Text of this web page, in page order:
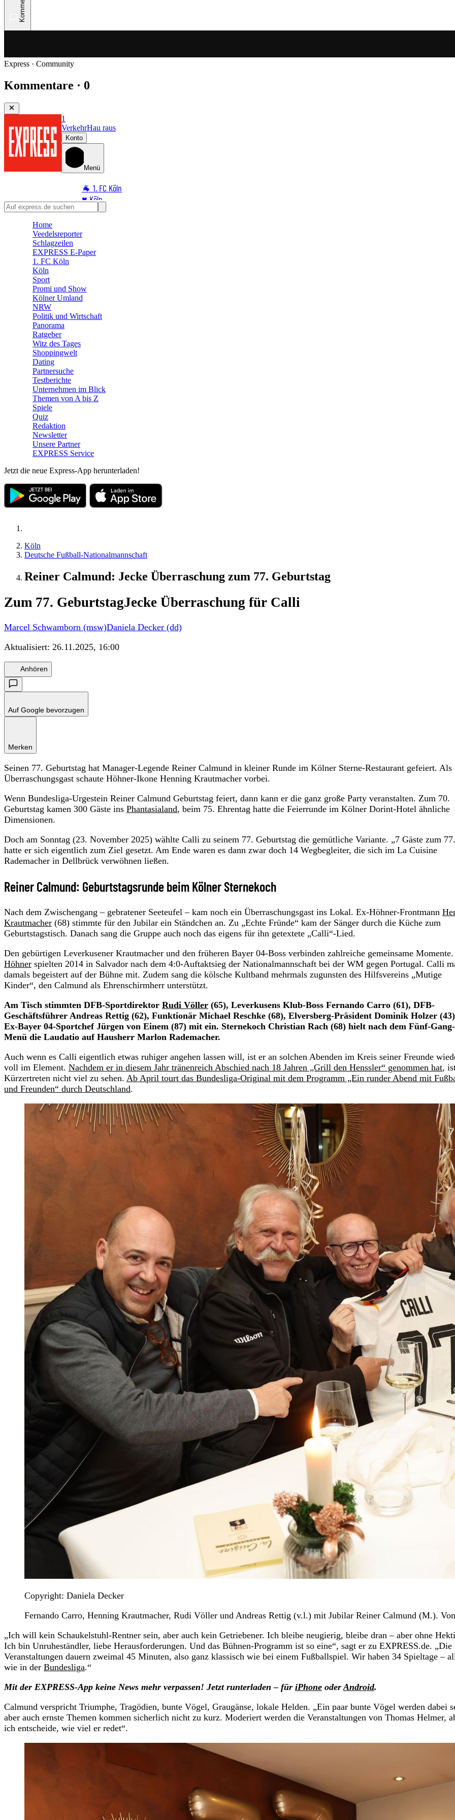
Express · Community
Kommentare · 0
1
VerkehrHau raus
Konto
Menü
🐐 1. FC Köln
♥️ Köln
⭐ Promi
🛒 Shoppingwelt
🧩 Spiele
Home
Veedelsreporter
Schlagzeilen
EXPRESS E-Paper
1. FC Köln
Köln
Sport
Promi und Show
Kölner Umland
NRW
Politik und Wirtschaft
Panorama
Ratgeber
Witz des Tages
Shoppingwelt
Dating
Partnersuche
Testberichte
Unternehmen im Blick
Themen von A bis Z
Spiele
Quiz
Redaktion
Newsletter
Unsere Partner
EXPRESS Service
Jetzt die neue Express-App herunterladen!
Köln
Deutsche Fußball-Nationalmannschaft
Reiner Calmund: Jecke Überraschung zum 77. Geburtstag
Zum 77. GeburtstagJecke Überraschung für Calli
Marcel Schwamborn (msw)Daniela Decker (dd)
Aktualisiert: 26.11.2025, 16:00
Anhören
Auf Google bevorzugen
Merken
Seinen 77. Geburtstag hat Manager-Legende Reiner Calmund in kleiner Runde im Kölner Sterne-Restaurant gefeiert. Als
Überraschungsgast schaute Höhner-Ikone Henning Krautmacher vorbei.
Wenn Bundesliga-Urgestein Reiner Calmund Geburtstag feiert, dann kann er die ganz große Party veranstalten. Zum 70.
Geburtstag kamen 300 Gäste ins Phantasialand, beim 75. Ehrentag hatte die Feierrunde im Kölner Dorint-Hotel ähnliche
Dimensionen.
Doch am Sonntag (23. November 2025) wählte Calli zu seinem 77. Geburtstag die gemütliche Variante. „7 Gäste zum
hatte er sich eigentlich zum Ziel gesetzt. Am Ende waren es dann zwar doch 14 Wegbegleiter, die sich im La Cuisine
Rademacher in Dellbrück verwöhnen ließen.
Reiner Calmund: Geburtstagsrunde beim Kölner Sternekoch
Nach dem Zwischengang – gebratener Seeteufel – kam noch ein Überraschungsgast ins Lokal. Ex-Höhner-Frontmann
Krautmacher (68) stimmte für den Jubilar ein Ständchen an. Zu „Echte Fründe“ kam der Sänger durch die Küche zum
Geburtstagstisch. Danach sang die Gruppe auch noch das eigens für ihn getextete „Calli“-Lied.
Den gebürtigen Leverkusener Krautmacher und den früheren Bayer 04-Boss verbinden zahlreiche gemeinsame
Höhner spielten 2014 in Salvador nach dem 4:0-Auftaktsieg der Nationalmannschaft bei der WM gegen Portugal. Calli
damals begeistert auf der Bühne mit. Zudem sang die kölsche Kultband mehrmals zugunsten des Hilfsvereins „Mutige
Kinder“, den Calmund als Ehrenschirmherr unterstützt.
Am Tisch stimmten DFB-Sportdirektor Rudi Völler (65), Leverkusens Klub-Boss Fernando Carro (61), DFB-
Geschäftsführer Andreas Rettig (62), Funktionär Michael Reschke (68), Elversberg-Präsident Dominik Holzer
Ex-Bayer 04-Sportchef Jürgen von Einem (87) mit ein. Sternekoch Christian Rach (68) hielt nach dem Fünf-Gang-
Menü die Laudatio auf Hausherr Marlon Rademacher.
Auch wenn es Calli eigentlich etwas ruhiger angehen lassen will, ist er an solchen Abenden im Kreis seiner Freunde
voll im Element. Nachdem er in diesem Jahr tränenreich Abschied nach 18 Jahren „Grill den Henssler“ genommen hat,
Kürzertreten nicht viel zu sehen. Ab April tourt das Bundesliga-Original mit dem Programm „Ein runder Abend mit
und Freunden“ durch Deutschland.
Copyright: Daniela Decker
Fernando Carro, Henning Krautmacher, Rudi Völler und Andreas Rettig (v.l.) mit Jubilar Reiner Calmund (M.).
„Ich will kein Schaukelstuhl-Rentner sein, aber auch kein Getriebener. Ich bleibe neugierig, bleibe dran – aber ohne
Ich bin Unruheständler, liebe Herausforderungen. Und das Bühnen-Programm ist so eine“, sagt er zu EXPRESS.de. „Die
Veranstaltungen dauern zweimal 45 Minuten, also ganz klassisch wie bei einem Fußballspiel. Wir haben 34 Spieltage –
wie in der Bundesliga.“
Mit der EXPRESS-App keine News mehr verpassen! Jetzt runterladen – für iPhone oder Android.
Calmund verspricht Triumphe, Tragödien, bunte Vögel, Graugänse, lokale Helden. „Ein paar bunte Vögel werden dabei
aber auch ernste Themen kommen sicherlich nicht zu kurz. Moderiert werden die Veranstaltungen von Thomas Helmer,
ich entscheide, wie viel er redet“.